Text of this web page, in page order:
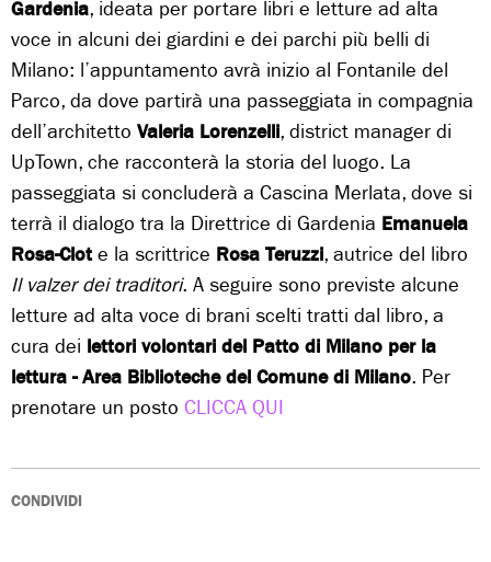
Gardenia, ideata per portare libri e letture ad alta
voce in alcuni dei giardini e dei parchi più belli di
Milano: l’appuntamento avrà inizio al Fontanile del
Parco, da dove partirà una passeggiata in compagnia
dell’architetto Valeria Lorenzelli, district manager di
UpTown, che racconterà la storia del luogo. La
passeggiata si concluderà a Cascina Merlata, dove si
terrà il dialogo tra la Direttrice di Gardenia Emanuela
Rosa-Clot e la scrittrice Rosa Teruzzi, autrice del libro
Il valzer dei traditori. A seguire sono previste alcune
letture ad alta voce di brani scelti tratti dal libro, a
cura dei lettori volontari del Patto di Milano per la
lettura - Area Biblioteche del Comune di Milano. Per
prenotare un posto CLICCA QUI
CONDIVIDI